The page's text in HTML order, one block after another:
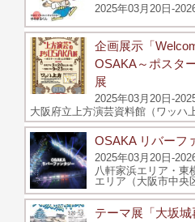
2025年03月20日-
企画展示「
OSAKA～ポスタ
展
2025年03月20日-
大阪府立上方演芸資料館（ワッハ
OSAKA リバーフ
2025年03月20日-
八軒家浜エリア・東
エリア（大阪市中央
テーマ展「大坂城